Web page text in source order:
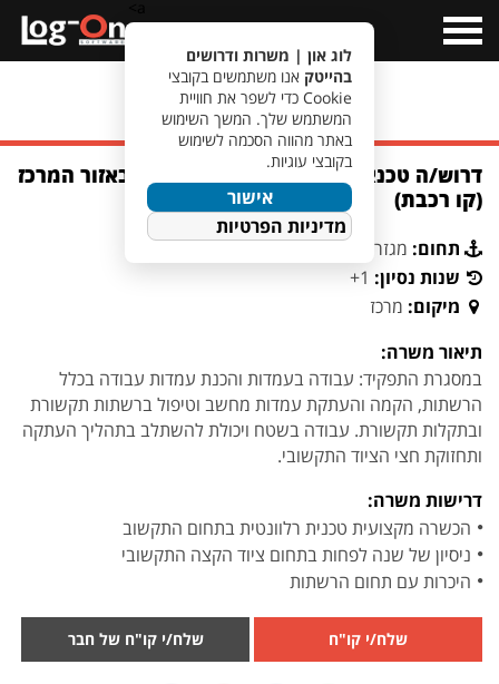
Menu
מעבר לחיפוש משרות
דרוש/ה טכנאי/ת הגירה לארגון ביטחוני באזור המרכז
(קו רכבת)
תחום: מגזר ביטחוני
שנות נסיון: 1+
מיקום: מרכז
תיאור משרה:
במסגרת התפקיד: עבודה בעמדות והכנת עמדות עבודה בכלל
הרשתות, הקמה והעתקת עמדות מחשב וטיפול ברשתות תקשורת
ובתקלות תקשורת. עבודה בשטח ויכולת להשתלב בתהליך העתקה
ותחזוקת חצי הציוד התקשובי.
דרישות משרה:
הכשרה מקצועית טכנית רלוונטית בתחום התקשוב
ניסיון של שנה לפחות בתחום ציוד הקצה התקשובי
היכרות עם תחום הרשתות
שלח/י קו"ח שלח/י קו"ח של חבר
לוג און | משרות ודרושים
בהייטק אנו משתמשים בקובצי
Cookie כדי לשפר את חוויית
המשתמש שלך. המשך השימוש
באתר מהווה הסכמה לשימוש
בקובצי עוגיות.
אישור
מדיניות הפרטיות